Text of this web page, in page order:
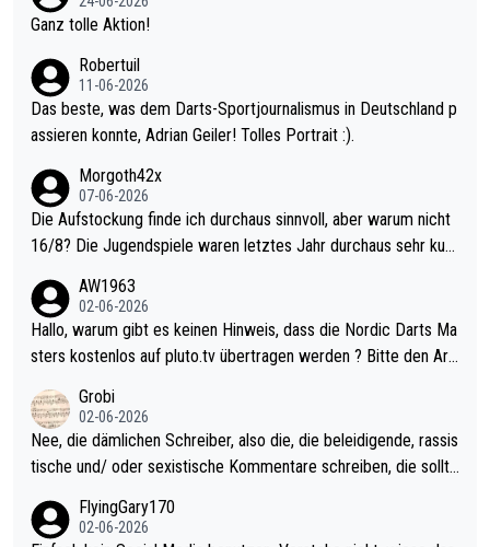
h krasser wie ein Pokalspiel eines Kreisligisten vs einem Bund
Ganz tolle Aktion!
Robertuil
11-06-2026
Das beste, was dem Darts-Sportjournalismus in Deutschland p
assieren konnte, Adrian Geiler! Tolles Portrait :).
Morgoth42x
07-06-2026
Die Aufstockung finde ich durchaus sinnvoll, aber warum nicht
16/8? Die Jugendspiele waren letztes Jahr durchaus sehr kurz
Allerdings ist Mitchell Lawrie als Nummer 1 der Welt eh qualifi
ziert. Somit ändert die automatische Qualifikation des Weltmei
sters erstmal nichts. Ich denke sie wollen damit für nächstes J
ohl wenig WDF Turniere spielen. Dies war bei Archie Self letzt
es Jahr der Fall. Er musste als amtierender Weltmeister durch
den Qualifier und ich glaube kaum, dass Mitchel sich das (in Ve
el hat.
AW1963
02-06-2026
Hallo, warum gibt es keinen Hinweis, dass die Nordic Darts Ma
sters kostenlos auf pluto.tv übertragen werden ? Bitte den Arti
Grobi
02-06-2026
Nee, die dämlichen Schreiber, also die, die beleidigende, rassis
tische und/ oder sexistische Kommentare schreiben, die sollte
s Leben in den Griff kriegen. Nur eins wundert mich: Luke Little
FlyingGary170
02-06-2026